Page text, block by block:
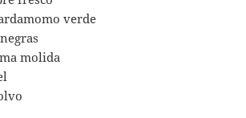
verde
molida